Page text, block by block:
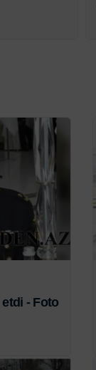
- Foto